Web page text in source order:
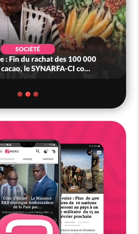
SOCIÉTÉ
: Fin du rachat des 100 000
le SYNARFA-CI co...